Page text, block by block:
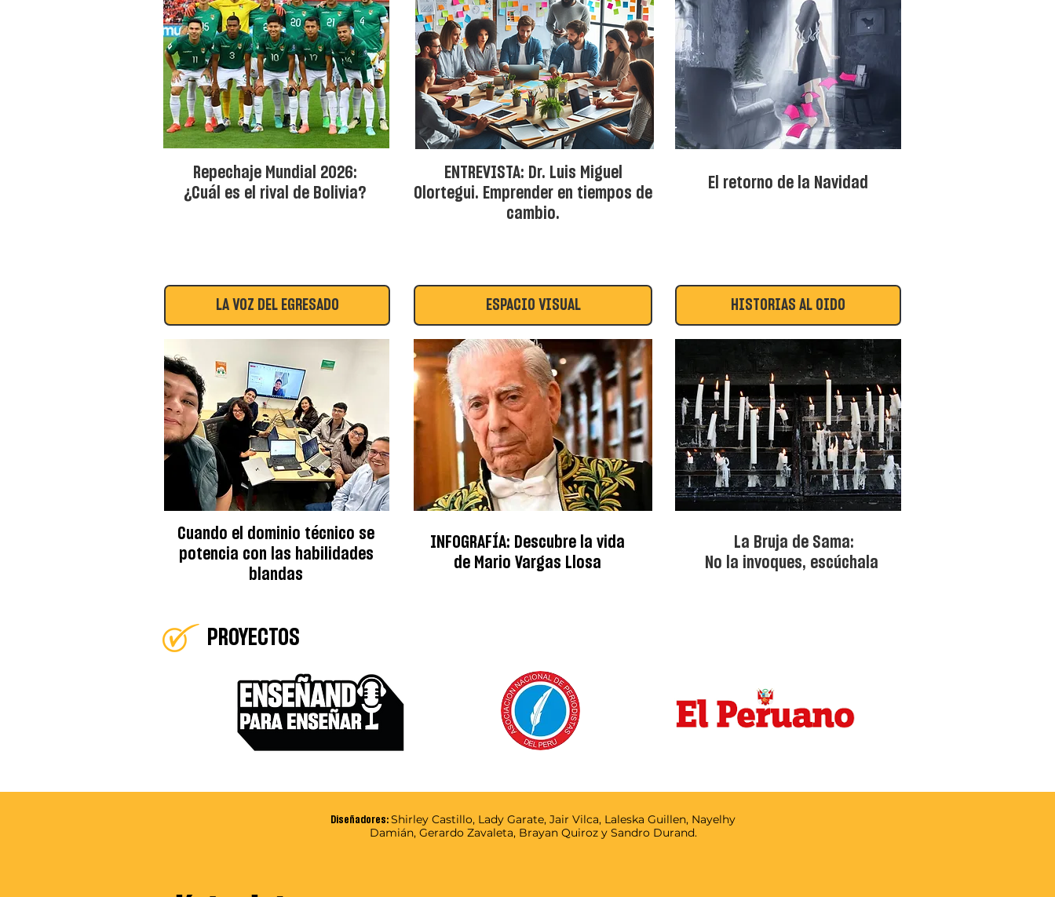
Repechaje Mundial 2026:
¿Cuál es el rival de Bolivia?
ENTREVISTA: Dr. Luis Miguel
Olortegui. Emprender en tiempos de
cambio.
El retorno de la Navidad
LA VOZ DEL EGRESADO
Cuando el dominio técnico se
potencia con las habilidades
blandas
ESPACIO VISUAL
INFOGRAFÍA: Descubre la vida
de Mario Vargas Llosa
HISTORIAS AL OÍDO
La Bruja de Sama:
No la invoques, escúchala
PROYECTOS
Diseñadores: Shirley Castillo, Lady Garate, Jair Vilca, Laleska Guillen, Nayelhy
Damián, Gerardo Zavaleta, Brayan Quiroz y Sandro Durand.